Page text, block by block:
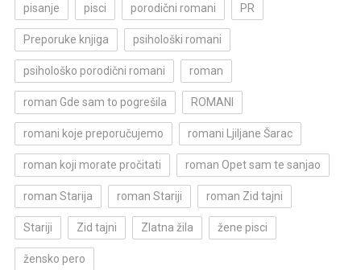
pisanje pisci porodični romani PR
Preporuke knjiga psihološki romani
psihološko porodični romani roman
roman Gde sam to pogrešila ROMANI
romani koje preporučujemo romani Ljiljane Šarac
roman koji morate pročitati roman Opet sam te sanjao
roman Starija roman Stariji roman Zid tajni
Stariji Zid tajni Zlatna žila žene pisci
žensko pero